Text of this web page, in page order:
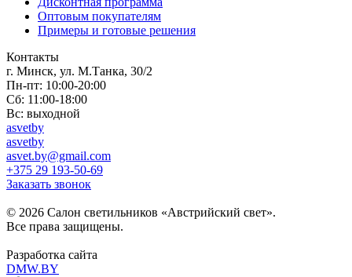
Оптовым покупателям
Примеры и готовые решения
Контакты
г. Минск, ул. М.Танка, 30/2
Пн-пт: 10:00-20:00
Сб: 11:00-18:00
Вс: выходной
asvetby
asvetby
asvet.by@gmail.com
+375 29 193-50-69
Заказать звонок
© 2026 Салон светильников «Австрийский свет».
Все права защищены.
Разработка сайта
DMW.BY